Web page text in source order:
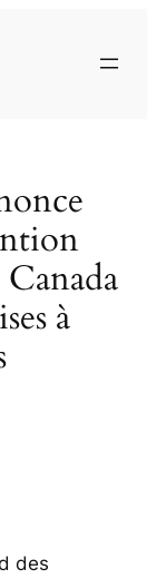
à
des